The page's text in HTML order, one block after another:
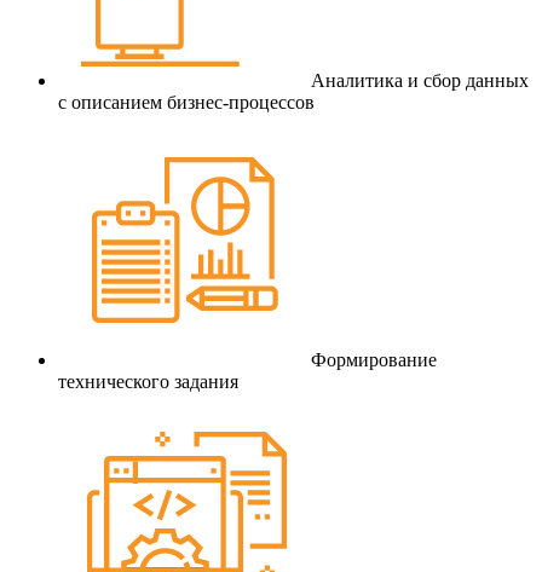
Аналитика и сбор данных
с описанием бизнес-процессов
Формирование
технического задания